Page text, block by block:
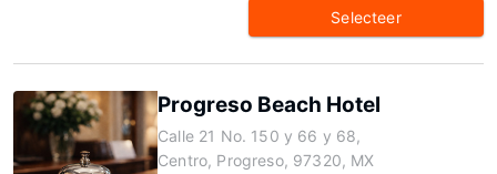
Selecteer
Progreso Beach Hotel
Calle 21 No. 150 y 66 y 68,
Centro, Progreso, 97320, MX